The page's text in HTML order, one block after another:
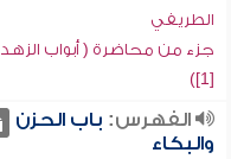
الطريفي
جزء من محاضرة ( أبواب الزهد
[1])
الفهرس: باب الحزن
والبكاء